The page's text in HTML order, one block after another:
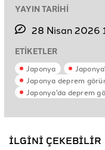
YAYIN TARİHİ
28 Nisan 2026
ETİKETLER
Japonya
Japonya deprem
Japonya'da deprem
İLGİNİ ÇEKEBİLİR